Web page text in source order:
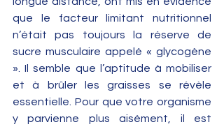
que le facteur limitant nutritionnel
n’était pas toujours la réserve de
sucre musculaire appelé « glycogène
». Il semble que l’aptitude à mobiliser
et à brûler les graisses se révèle
essentielle. Pour que votre organisme
y parvienne plus aisément, il est